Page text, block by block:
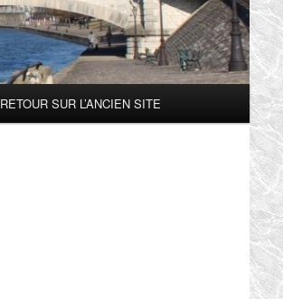
RETOUR SUR L’ANCIEN SITE